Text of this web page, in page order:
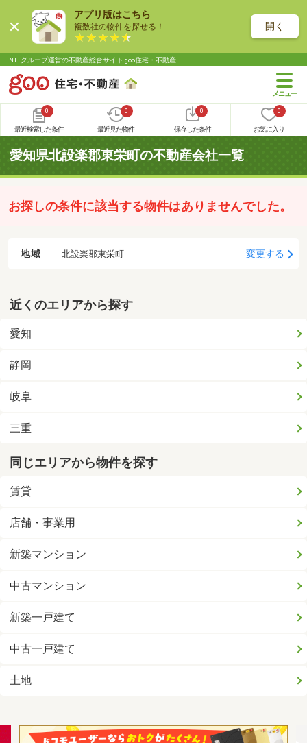
アプリ版はこちら
複数社の物件を探せる！ 開く
NTTグループ運営の不動産総合サイト goo住宅・不動産
0
最近検索した条件
0
最近見た物件
0
保存した条件
0
お気に入り
愛知県北設楽郡東栄町の不動産会社一覧
お探しの条件に該当する物件はありませんでした。
地域 北設楽郡東栄町 変更する
近くのエリアから探す
愛知
静岡
岐阜
三重
同じエリアから物件を探す
賃貸
店舗・事業用
新築マンション
中古マンション
新築一戸建て
中古一戸建て
土地